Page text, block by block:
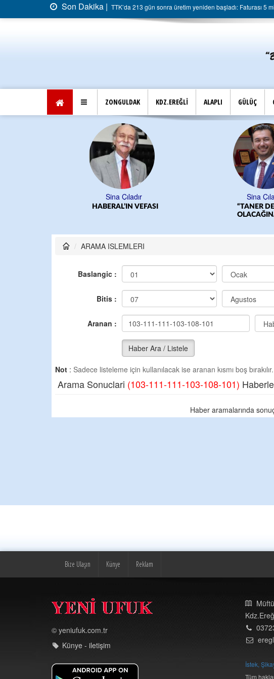
Son Dakika | TTK’da 213 gün sonra üretim yeniden başladı: Faturası 5
ZONGULDAK KDZ.EREĞLİ ALAPLI GÜLÜÇ
Sina Çıladır
HABERAL’IN VEFASI
Sina
“TANER
ARAMA ISLEMLERI
Baslangic :
Bitis :
Aranan :
Haber Ara / Listele
Not : Sadece listeleme için kullanılacak ise aranan kısmı boş bırakılır.
Arama Sonuclari (103-111-111-103-108-101)
Haber aramalarında
Bize Ulaşın Künye Reklam
© yeniufuk.com.tr
Künye - iletişim
İstek,
Tüm